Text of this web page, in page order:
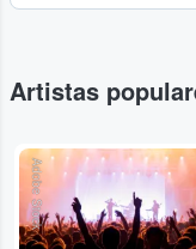
Artistas
Adobe Stock